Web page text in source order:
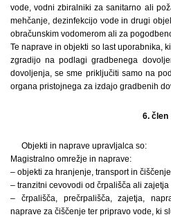
vode, vodni zbiralniki za sanitarno ali
mehčanje, dezinfekcijo vode in drugi
obračunskim vodomerom ali za
Te naprave in objekti so last uporabnika,
zgradijo na podlagi gradbenega
dovoljenja, se sme priključiti samo na
organa pristojnega za izdajo gradbenih
6. člen
Objekti in naprave upravljalca so:
Magistralno omrežje in naprave:
– objekti za hranjenje, transport in čiščenje
– tranzitni cevovodi od črpališča ali zajetja
– črpališča, prečrpališča, zajetja,
naprave za čiščenje ter pripravo vode, ki